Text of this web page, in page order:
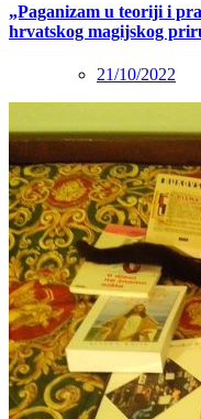
„Paganizam u teoriji i
hrvatskog magijskog
21/10/2022